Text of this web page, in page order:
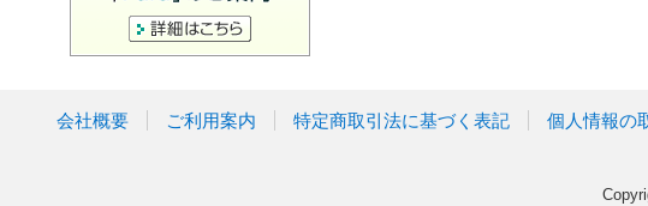
会社概要 ご利用案内 特定商取引法に基づく表記 個人情報の